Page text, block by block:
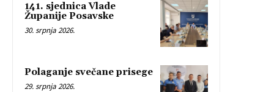
141. sjednica Vlade
Županije Posavske
30. srpnja 2026.
Polaganje svečane prisege
29. srpnja 2026.